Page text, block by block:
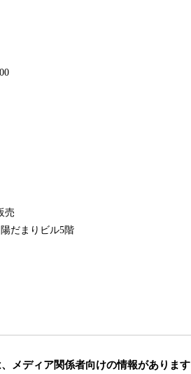
売
だまりビル5階
メディア関係者向けの情報があります